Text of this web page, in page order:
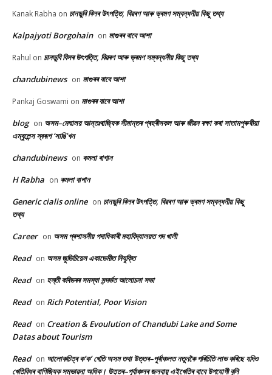
Kanak Rabha on চানডুবি বিলৰ উৎপত্তি, বিৱৰণ আৰু ভ্ৰমণ সম্বন্ধনীয় কিছু তথ্য
Kalpajyoti Borgohain on মাগুৰৰ বাবে আশা
Rahul on চানডুবি বিলৰ উৎপত্তি, বিৱৰণ আৰু ভ্ৰমণ সম্বন্ধনীয় কিছু তথ্য
chandubinews on মাগুৰৰ বাবে আশা
Pankaj Goswami on মাগুৰৰ বাবে আশা
blog on অসম–মেঘালয় আন্তঃৰাজ্যিক সীমান্তৰ প্ৰহৰীসকল আৰু জীৱন ৰক্ষা কৰা সাতামপুৰুষীয়া
এম্বুলেন্স স্বৰূপ ‘সাঙি’খন
chandubinews on কমলা বাগান
H Rabha on কমলা বাগান
Generic cialis online on চানডুবি বিলৰ উৎপত্তি, বিৱৰণ আৰু ভ্ৰমণ সম্বন্ধনীয় কিছু
তথ্য
Career on অসম প্ৰশাসনীয় পদাধিকাৰী মহাবিদ্যালয়ত পদ খালী
Read on অসম জুডিচিয়েল একাডেমীত নিযুক্তি
Read on হস্তী কৰিডৰৰ সমস্যা সন্দৰ্ভত আলোচনা সভা
Read on Rich Potential, Poor Vision
Read on Creation & Evoulution of Chandubi Lake and Some
Datas about Tourism
Read on আলোকচিত্ৰ ক’ক’ খেতি অসম তথা উত্তৰ–পূৰ্বাঞ্চলত নতুনকৈ পৰিচিতি লাভ কৰিছে যদিও
খেতিবিধৰ বাণিজ্যিক সম্ভাৱনা অধিক। উত্তৰ–পূৰ্বাঞ্চলৰ জলবায়ু এইখেতিৰ বাবে উপযোগী বুলি